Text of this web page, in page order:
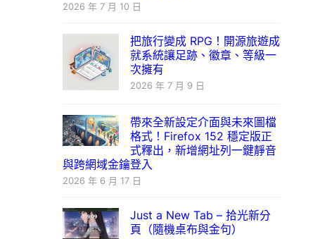
2026 年 7 月 10 日
把旅行變成 RPG！開源旅遊成
就系統讓足跡、徽章、等級一
次擁有
2026 年 7 月 9 日
帶來全新設定介面與未來圖檔
格式！Firefox 152 穩定版正
式釋出，新增網址列一鍵靜音
與跨網域金鑰登入
2026 年 6 月 17 日
Just a New Tab – 拾光新分
頁（隨機桌布與金句）